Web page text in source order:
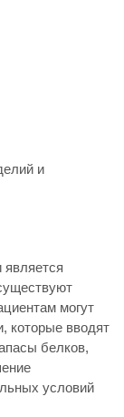
и
является
могут
которые вводят
белков,
условий